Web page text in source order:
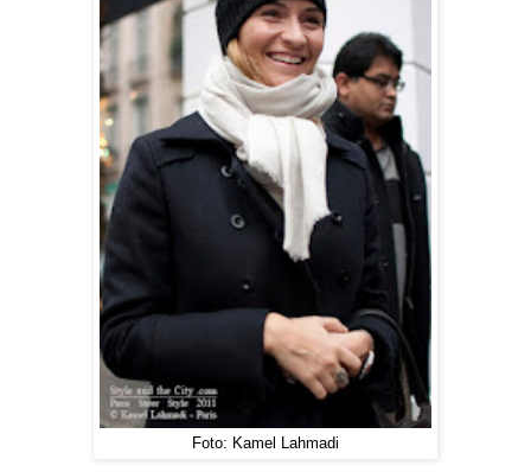
Foto: Kamel Lahmadi